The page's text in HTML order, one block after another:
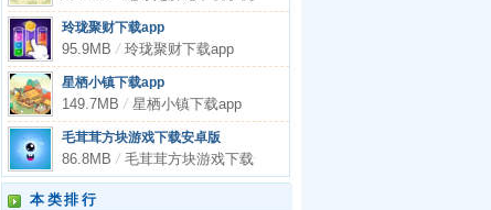
玲珑聚财下载app
95.9MB/ 玲珑聚财下载app
星栖小镇下载app
149.7MB/ 星栖小镇下载app
毛茸茸方块游戏下载安卓版
86.8MB/ 毛茸茸方块游戏下载安卓版
本类排行